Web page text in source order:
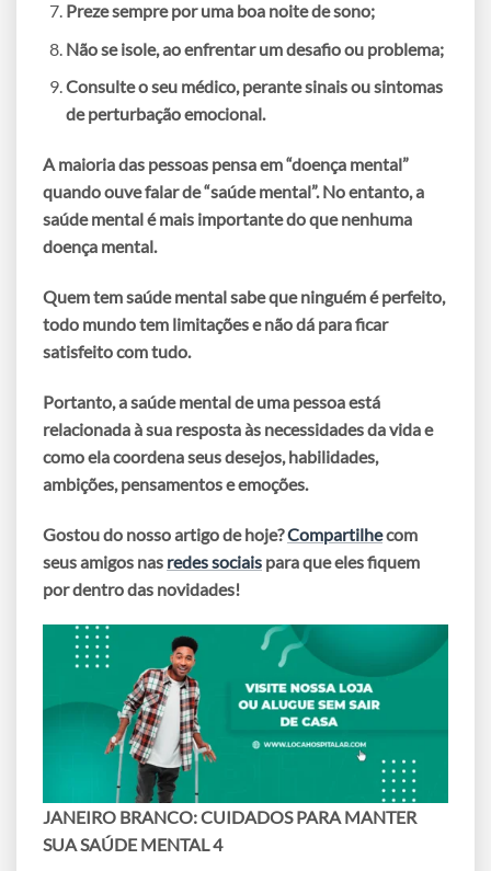
Preze sempre por uma boa noite de sono;
Não se isole, ao enfrentar um desafio ou problema;
Consulte o seu médico, perante sinais ou sintomas
de perturbação emocional.
A maioria das pessoas pensa em “doença mental”
quando ouve falar de “saúde mental”. No entanto, a
saúde mental é mais importante do que nenhuma
doença mental.
Quem tem saúde mental sabe que ninguém é perfeito,
todo mundo tem limitações e não dá para ficar
satisfeito com tudo.
Portanto, a saúde mental de uma pessoa está
relacionada à sua resposta às necessidades da vida e
como ela coordena seus desejos, habilidades,
ambições, pensamentos e emoções.
Gostou do nosso artigo de hoje?Compartilhecom
seus amigos nas redes sociais para que eles fiquem
por dentro das novidades!
JANEIRO BRANCO: CUIDADOS PARA MANTER
SUA SAÚDE MENTAL 4